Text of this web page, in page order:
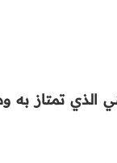
الذي تمتاز